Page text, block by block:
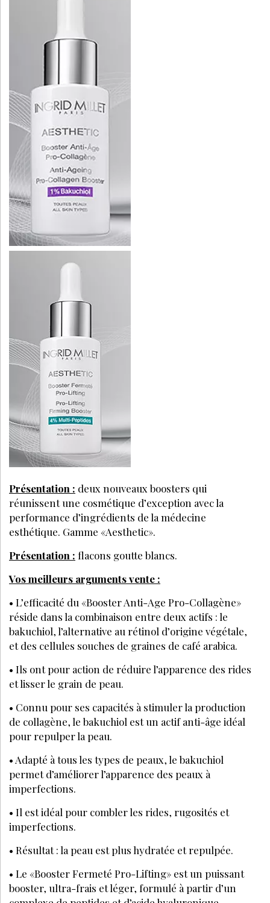
Présentation : deux nouveaux boosters qui
réunissent une cosmétique d’exception avec la
performance d’ingrédients de la médecine
esthétique. Gamme «Aesthetic».
Présentation : flacons goutte blancs.
Vos meilleurs arguments vente :
• L’efficacité du «Booster Anti-Age Pro-Collagène»
réside dans la combinaison entre deux actifs : le
bakuchiol, l’alternative au rétinol d’origine végétale,
et des cellules souches de graines de café arabica.
• Ils ont pour action de réduire l’apparence des rides
et lisser le grain de peau.
• Connu pour ses capacités à stimuler la production
de collagène, le bakuchiol est un actif anti-âge idéal
pour repulper la peau.
• Adapté à tous les types de peaux, le bakuchiol
permet d’améliorer l’apparence des peaux à
imperfections.
• Il est idéal pour combler les rides, rugosités et
imperfections.
• Résultat : la peau est plus hydratée et repulpée.
• Le «Booster Fermeté Pro-Lifting» est un puissant
booster, ultra-frais et léger, formulé à partir d’un